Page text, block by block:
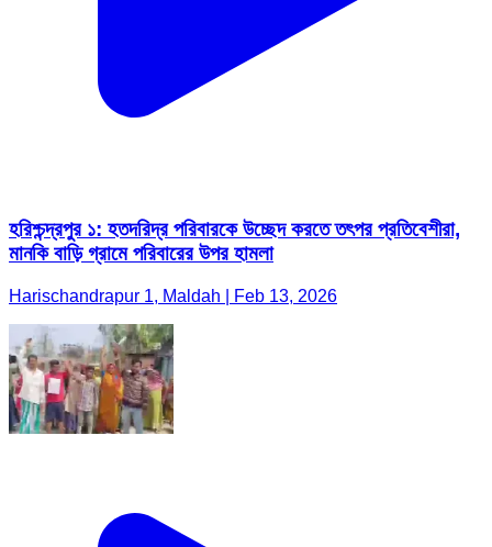
হরিশ্চন্দ্রপুর ১: হতদরিদ্র পরিবারকে উচ্ছেদ করতে তৎপর প্রতিবেশীরা,
মানকি বাড়ি গ্রামে পরিবারের উপর হামলা
Harischandrapur 1, Maldah | Feb 13, 2026